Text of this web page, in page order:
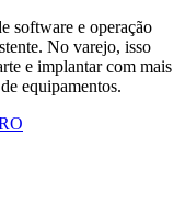
software e operação
No varejo, isso
e implantar com mais
equipamentos.